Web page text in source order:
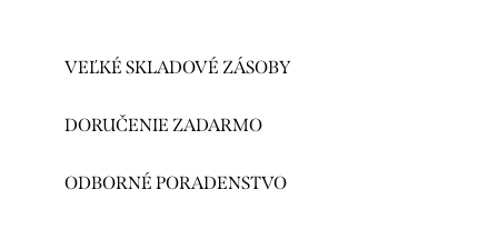
VEĽKÉ SKLADOVÉ ZÁSOBY
DORUČENIE ZADARMO
ODBORNÉ PORADENSTVO